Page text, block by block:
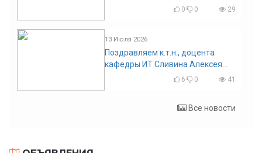
конференции по задачам со
0 0 29
13 Июля 2026
Поздравляем к.т.н., доцента
кафедры ИТ Сливина Алексея
Николаевича с юбилеем!
6 0 41
Все новости